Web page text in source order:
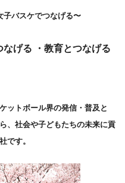
子バスケでつなげる〜
なげる ・教育とつなげる
ットボール界の発信・普及と
、社会や子どもたちの未来に貢
です。